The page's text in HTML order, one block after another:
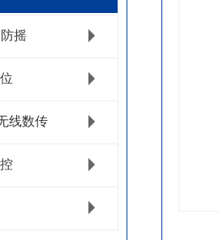
摇
线数传